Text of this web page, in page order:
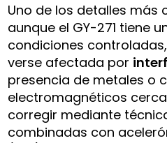
Uno de los detalles más
aunque el GY-271 tiene
condiciones
verse afectada por
presencia de metales o
electromagnéticos
corregir mediante
combinadas con